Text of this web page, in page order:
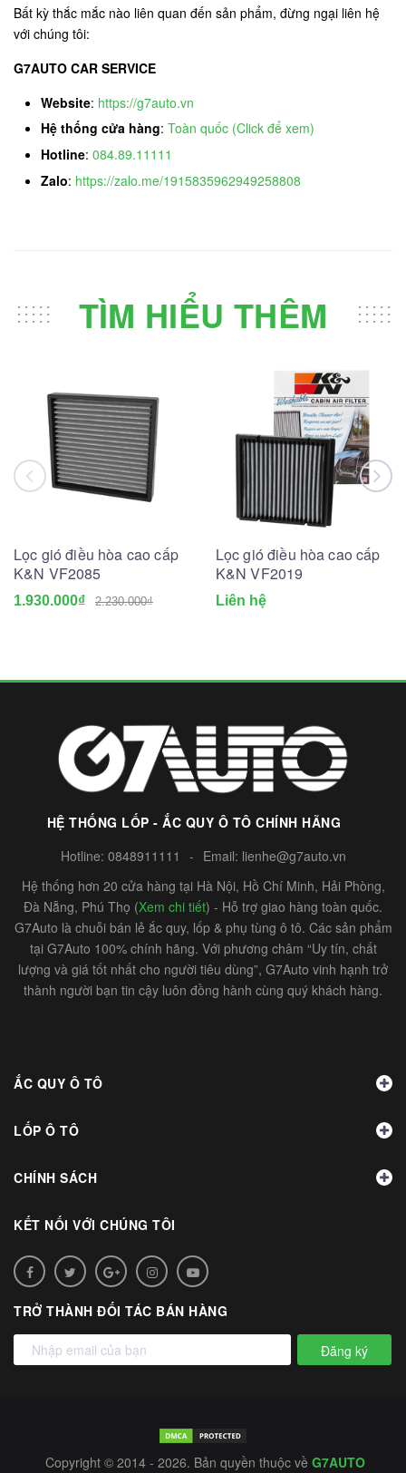
Bất kỳ thắc mắc nào liên quan đến sản phẩm, đừng ngại liên hệ
với chúng tôi:
G7AUTO CAR SERVICE
Website: https://g7auto.vn
Hệ thống cửa hàng: Toàn quốc (Click để xem)
Hotline: 084.89.11111
Zalo: https://zalo.me/1915835962949258808
TÌM HIỂU THÊM
Lọc gió điều hòa cao cấp
K&N VF2085
1.930.000₫ 2.230.000₫
Lọc gió điều hòa cao cấp
K&N VF2019
Liên hệ
HỆ THỐNG LỐP - ẮC QUY Ô TÔ CHÍNH HÃNG
Hotline: 0848911111 - Email: lienhe@g7auto.vn
Hệ thống hơn 20 cửa hàng tại Hà Nội, Hồ Chí Minh, Hải Phòng,
Đà Nẵng, Phú Thọ (Xem chi tiết) - Hỗ trợ giao hàng toàn quốc.
G7Auto là chuỗi bán lẻ ắc quy, lốp & phụ tùng ô tô. Các sản phẩm
tại G7Auto 100% chính hãng. Với phương châm “Uy tín, chất
lượng và giá tốt nhất cho người tiêu dùng”, G7Auto vinh hạnh trở
thành người bạn tin cậy luôn đồng hành cùng quý khách hàng.
ẮC QUY Ô TÔ
LỐP Ô TÔ
CHÍNH SÁCH
KẾT NỐI VỚI CHÚNG TÔI
TRỞ THÀNH ĐỐI TÁC BÁN HÀNG
Đăng ký
Copyright © 2014 - 2026. Bản quyền thuộc về G7AUTO